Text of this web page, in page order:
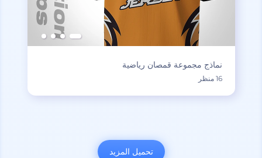
نماذج مجموعة قمصان رياضية
16 منظر
تحميل المزيد